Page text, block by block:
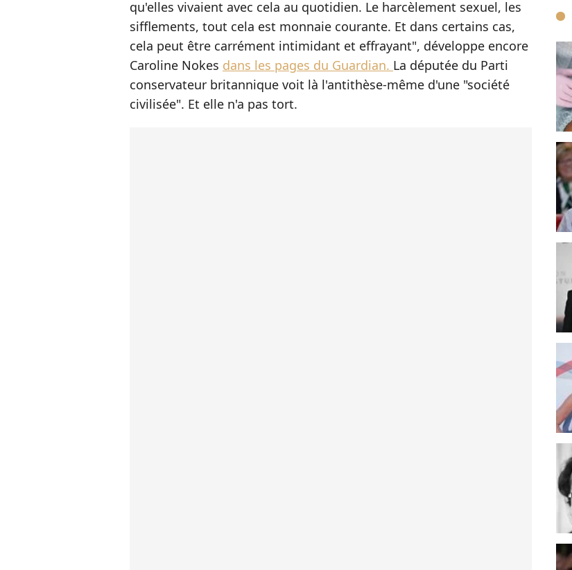
qu'elles vivaient avec cela au quotidien. Le harcèlement sexuel, les
sifflements, tout cela est monnaie courante. Et dans certains cas,
cela peut être carrément intimidant et effrayant", développe encore
Caroline Nokes dans les pages du Guardian. La députée du Parti
conservateur britannique voit là l'antithèse-même d'une "société
civilisée". Et elle n'a pas tort.